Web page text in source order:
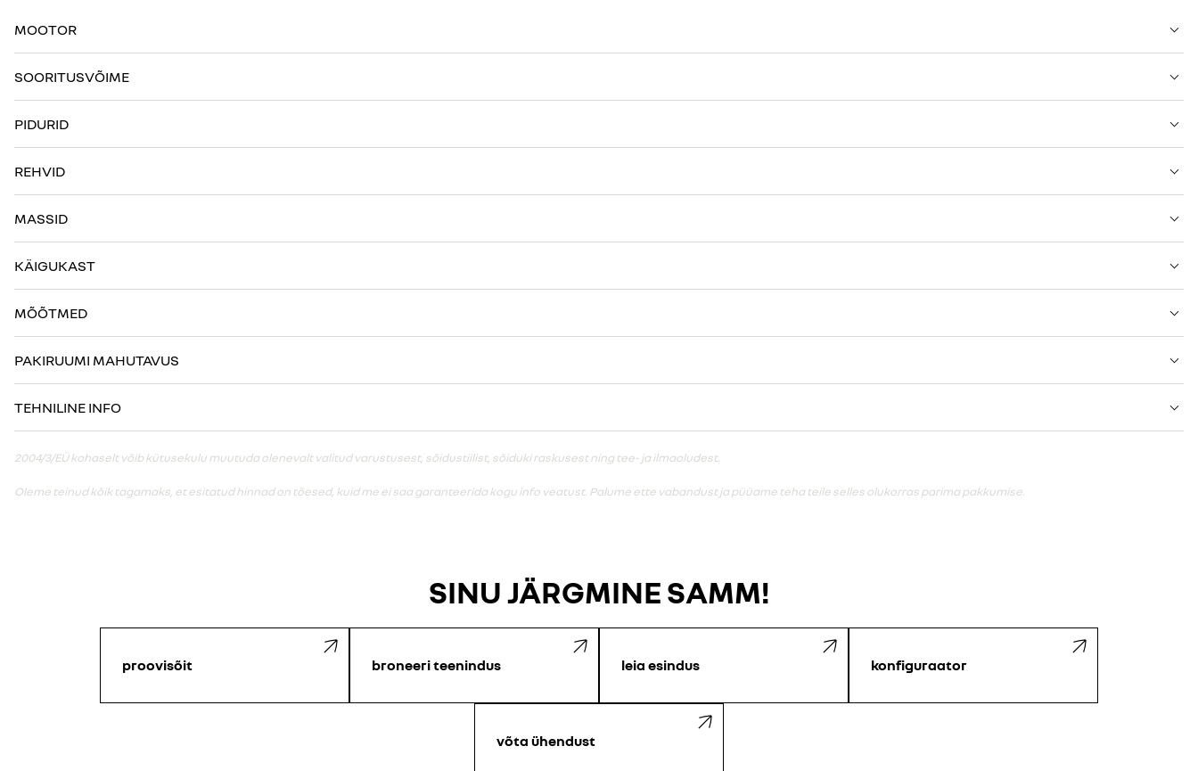
MOOTOR
SOORITUSVÕIME
PIDURID
REHVID
MASSID
KÄIGUKAST
MÕÕTMED
PAKIRUUMI MAHUTAVUS
TEHNILINE INFO
2004/3/EÜ kohaselt võib kütusekulu muutuda olenevalt valitud varustusest, sõidustiilist, sõiduki raskusest ning tee- ja ilmaoludest.
Oleme teinud kõik tagamaks, et esitatud hinnad on tõesed, kuid me ei saa garanteerida kogu info veatust. Palume ette vabandust ja püüame teha teile selles olukorras parima pakkumise.
SINU JÄRGMINE SAMM!
proovisõit broneeri teenindus leia esindus konfiguraator
võta ühendust